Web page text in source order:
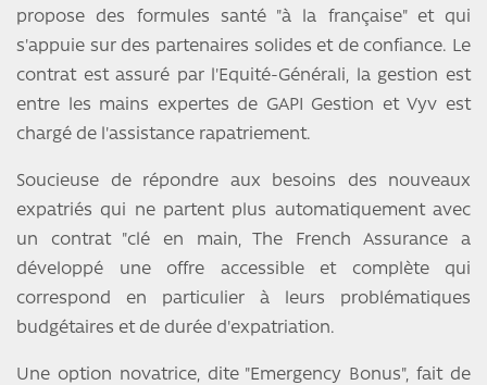
propose des formules santé "à la française" et qui
s'appuie sur des partenaires solides et de confiance. Le
contrat est assuré par l'Equité-Générali, la gestion est
entre les mains expertes de GAPI Gestion et Vyv est
chargé de l'assistance rapatriement.
Soucieuse de répondre aux besoins des nouveaux
expatriés qui ne partent plus automatiquement avec
un contrat "clé en main, The French Assurance a
développé une offre accessible et complète qui
correspond en particulier à leurs problématiques
budgétaires et de durée d'expatriation.
Une option novatrice, dite "Emergency Bonus", fait de